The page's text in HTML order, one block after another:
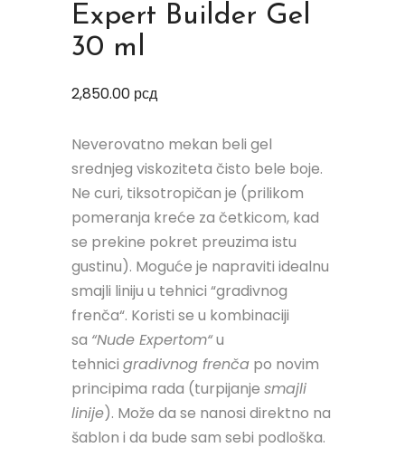
Expert Builder Gel
30 ml
2,850.00 рсд
Neverovatno mekan beli gel
srednjeg viskoziteta čisto bele boje.
Ne curi, tiksotropičan je (prilikom
pomeranja kreće za četkicom, kad
se prekine pokret preuzima istu
gustinu). Moguće je napraviti idealnu
smajli liniju u tehnici “gradivnog
frenča“. Koristi se u kombinaciji
sa “Nude Expertom“u
tehnici gradivnog frenča po novim
principima rada (turpijanje smajli
linije). Može da se nanosi direktno na
šablon i da bude sam sebi podloška.